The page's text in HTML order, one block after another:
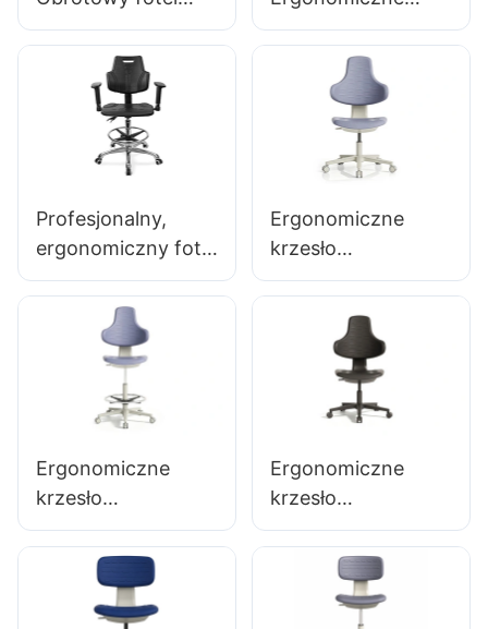
czyste
medyczny ze skóry
PU, łatwy w
czyszczeniu,
wydajny i wygodny
wybór dla klinik i
krzesło poczekalni
na lotnisku z
aluminiową ramą
PU do użytku w
terminalu kolei
dużych prędkości
Profesjonalny,
ergonomiczny fotel
obrotowy z
oparciem i
podłokietnikami z
poliuretanu,
regulowanym
pierścieniem na
5-ramienną do
laboratoriów
Ergonomiczne
krzesło
laboratoryjne z
poliuretanowej
Ergonomiczne
krzesło
laboratoryjne z
trwałej pianki
poliuretanowej
LD13 HEWEI
Ergonomiczne
krzesło
laboratoryjne z
poliuretanowej